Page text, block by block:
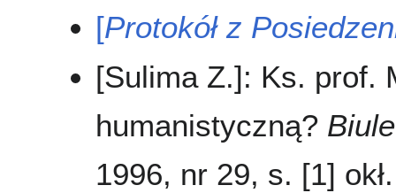
[Protokół z
[Sulima Z.]: Ks. prof.
humanistyczną?
1996, nr 29, s. [1]